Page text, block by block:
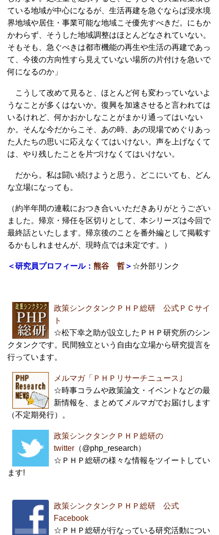
ている地域が中心になるが、生活再建を急ぐならば浸水境
界地域や居住・事業可能な地域こそ優先すべきだ。にもか
かわらず、そうした地域調整はほとんどなされていない。
そもそも、急ぐべきは都市機能の再生や生活の再建であっ
て、今後の方向性すら見えていない場所の片付けを急いで
何になるのか」
こうして改めて見ると、ほとんど何も変わっていないよ
うなことが多くはないか。復興を加速させると言われては
いるけれど、何かおかしなことがまかり通ってはいない
か。そんな今だからこそ、あの時、あの現場でめぐりあっ
た人たちの思いに応えなくてはいけない。声を上げなくて
は、やり残したことを片づけなくてはいけない。
だから。私は闘い続けようと思う。どこにいても、どん
な立場になっても。
（約半年間の連載におつき合いいただきありがとうござい
ました。帰京・帰任を区切りとして、本シリーズは今回で
最終話といたします。帰京後のことを番外編として掲載す
るかもしれませんが、現時点では未定です。）
＜研究員プロフィール： 熊谷 哲 ＞ ☆外部リンク
政策シンクタンクＰＨＰ総研 公式ＰＣサイ
ト
☆松下幸之助が設立したＰＨＰ研究所のシン
クタンクです。民間独立という自由な立場から研究提言を
行っています。
メルマガ「ＰＨＰリサーチニュース｣
☆時事コラムや政策論文・イベントなどの最
新情報を、まとめてメルマガでお届けします
（不定期発行）。
政策シンクタンクＰＨＰ総研の
twitter （@php_research）
☆ＰＨＰ総研の様々な情報をツイートしてい
ます!
政策シンクタンクＰＨＰ総研 公式
Facebook
☆ＰＨＰ総研が行なっている研究活動につい